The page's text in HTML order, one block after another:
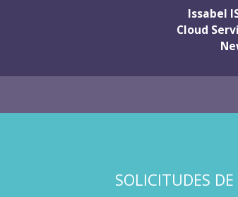
Issabel
Cloud
SOLICITUDES